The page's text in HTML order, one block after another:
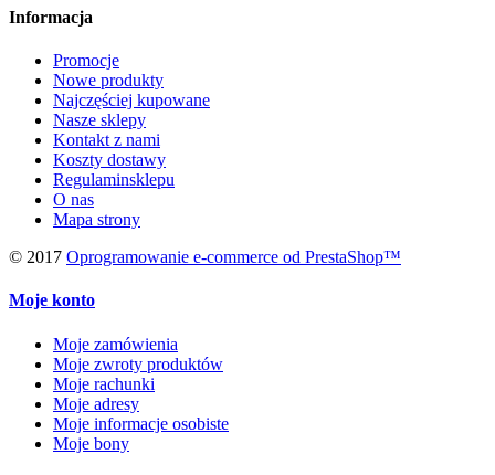
Informacja
Promocje
Nowe produkty
Najczęściej kupowane
Nasze sklepy
Kontakt z nami
Koszty dostawy
Regulaminsklepu
O nas
Mapa strony
© 2017 Oprogramowanie e-commerce od PrestaShop™
Moje konto
Moje zamówienia
Moje zwroty produktów
Moje rachunki
Moje adresy
Moje informacje osobiste
Moje bony